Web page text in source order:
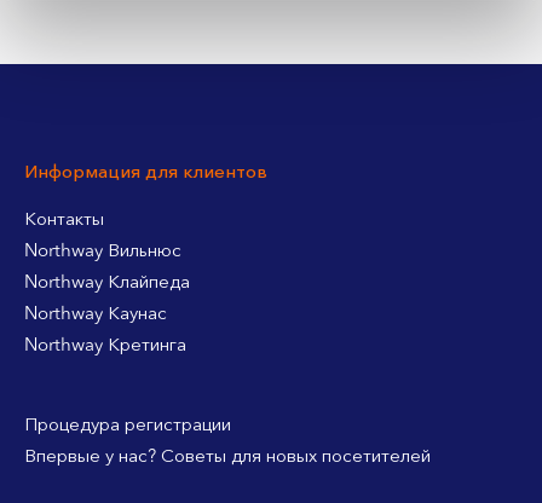
Информация для клиентов
Контакты
Northway Вильнюс
Northway Клайпеда
Northway Каунас
Northway Кретинга
Процедура регистрации
Впервые у нас? Советы для новых посетителей